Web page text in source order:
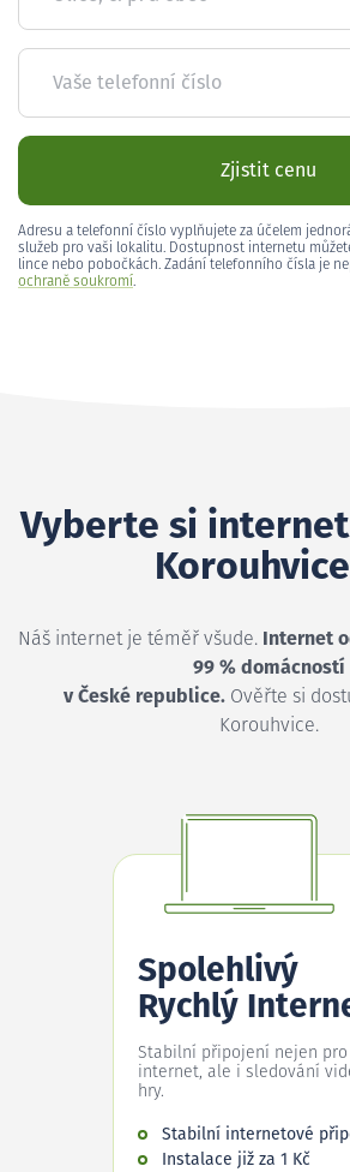
Vaše telefonní číslo
Zjistit cenu
Adresu a telefonní číslo vyplňujete za účelem
služeb pro vaši lokalitu. Dostupnost internetu
lince nebo pobočkách. Zadání telefonního čísla je
ochraně soukromí.
Vyberte si
Korouhvice
Náš internet je téměř všude. Internet
99 % domácností
v České republice.Ověřte si
Korouhvice.
Spolehlivý
Rychlý
Stabilní připojení nejen
internet, ale i sledování
hry.
Stabilní internetové
Instalace již za 1 Kč